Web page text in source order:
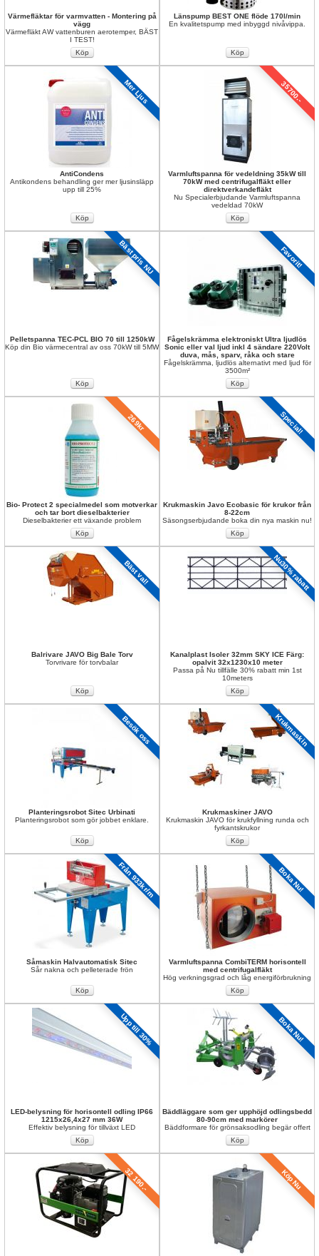
Värmefläktar för varmvatten - Montering på
vägg
Värmefläkt AW vattenburen aerotemper, BÄST
I TEST!
Länspump BEST ONE flöde 170l/min
En kvalitetspump med inbyggd nivåvippa.
Mer Ljus
AntiCondens
Antikondens behandling ger mer ljusinsläpp
upp till 25%
35700.-
Varmluftspanna för vedeldning 35kW till
70kW med centrifugalfläkt eller
direktverkandefläkt
Nu Specialerbjudande Varmluftspanna
vedeldad 70kW
Bäst pris NU
Pelletspanna TEC-PCL BIO 70 till 1250kW
Köp din Bio värmecentral av oss 70kW till 5MW
Favorit!
Fågelskrämma elektroniskt Ultra ljudlös
Sonic eller val ljud inkl 4 sändare 220Volt
duva, mås, sparv, råka och stare
Fågelskrämma, ljudlös alternativt med ljud för
3500m²
269kr
Bio- Protect 2 specialmedel som motverkar
och tar bort dieselbakterier
Dieselbakterier ett växande problem
Special!
Krukmaskin Javo Ecobasic för krukor från
8-22cm
Säsongserbjudande boka din nya maskin nu!
Bäst val!
Balrivare JAVO Big Bale Torv
Torvrivare för torvbalar
Nu30% rabatt
Kanalplast Isoler 32mm SKY ICE Färg:
opalvit 32x1230x10 meter
Passa på Nu tillfälle 30% rabatt min 1st
10meters
Besök oss
Planteringsrobot Sitec Urbinati
Planteringsrobot som gör jobbet enklare.
Krukmaskin
Krukmaskiner JAVO
Krukmaskin JAVO för krukfyllning runda och
fyrkantskrukor
Från 933kr/m
Såmaskin Halvautomatisk Sitec
Sår nakna och pelleterade frön
Boka Nu!
Varmluftspanna CombiTERM horisontell
med centrifugalfläkt
Hög verkningsgrad och låg energiförbrukning
Upp till 30%
LED-belysning för horisontell odling IP66
1215x26,4x27 mm 36W
Effektiv belysning för tillväxt LED
Boka Nu!
Bäddläggare som ger upphöjd odlingsbedd
80-90cm med markörer
Bäddformare för grönsaksodling begär offert
32 190.- Köp Nu